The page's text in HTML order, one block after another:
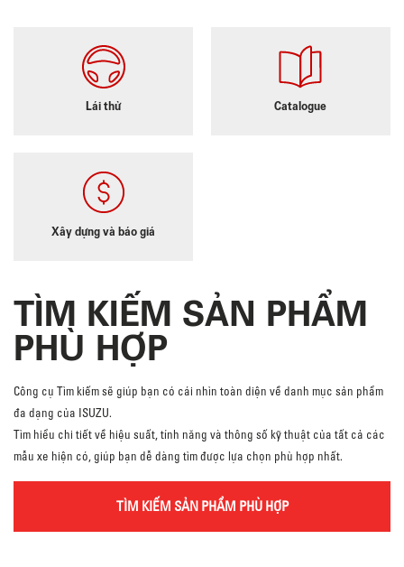
Lái thử Catalogue
Xây dựng và báo giá
TÌM KIẾM SẢN PHẨM
PHÙ HỢP
Công cụ Tìm kiếm sẽ giúp bạn có cái nhìn toàn diện về danh mục sản phẩm
đa dạng của ISUZU.
Tìm hiểu chi tiết về hiệu suất, tính năng và thông số kỹ thuật của tất cả các
mẫu xe hiện có, giúp bạn dễ dàng tìm được lựa chọn phù hợp nhất.
TÌM KIẾM SẢN PHẨM PHÙ HỢP